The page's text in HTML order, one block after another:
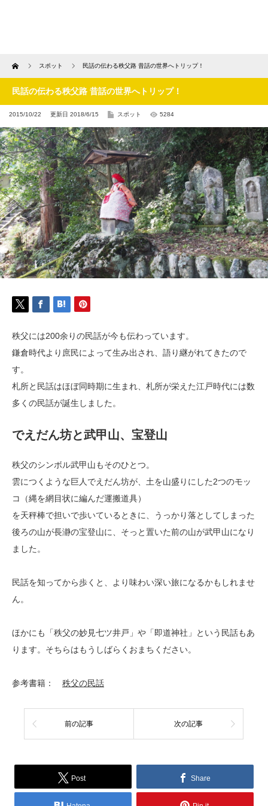
Home スポット 民話の伝わる秩父路 昔話の世界へトリップ！
民話の伝わる秩父路 昔話の世界へトリップ！
2015/10/22 更新日 2018/6/15 スポット 5284
秩父には200余りの民話が今も伝わっています。
鎌倉時代より庶民によって生み出され、語り継がれてきたので
す。
札所と民話はほぼ同時期に生まれ、札所が栄えた江戸時代には数
多くの民話が誕生しました。
でえだん坊と武甲山、宝登山
秩父のシンボル武甲山もそのひとつ。
雲につくような巨人でえだん坊が、土を山盛りにした2つのモッ
コ（縄を網目状に編んだ運搬道具）
を天秤棒で担いで歩いているときに、うっかり落としてしまった
後ろの山が長瀞の宝登山に、そっと置いた前の山が武甲山になり
ました。
民話を知ってから歩くと、より味わい深い旅になるかもしれませ
ん。
ほかにも「秩父の妙見七ツ井戸」や「即道神社」という民話もあ
ります。そちらはもうしばらくおまちください。
参考書籍： 秩父の民話
前の記事 次の記事
Post Share